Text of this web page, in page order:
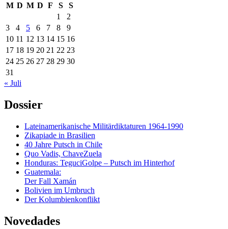
M D M D F S
S
1
2
3
4 5 6 7 8
9
10 11 12 13 14 15 16
17 18 19 20 21 22 23
24 25 26 27 28 29 30
31
« Juli
Dossier
Lateinamerikanische Militärdiktaturen 1964-1990
Zikapiade in Brasilien
40 Jahre Putsch in Chile
Quo Vadis, ChaveZuela
Honduras: TeguciGolpe – Putsch im Hinterhof
Guatemala:
Der Fall Xamán
Bolivien im Umbruch
Der Kolumbienkonflikt
Novedades